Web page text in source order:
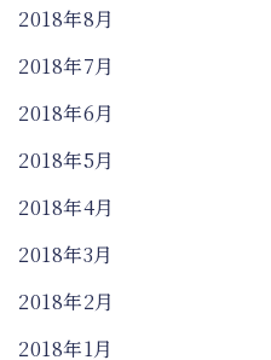
2018年8月
2018年7月
2018年6月
2018年5月
2018年4月
2018年3月
2018年2月
2018年1月